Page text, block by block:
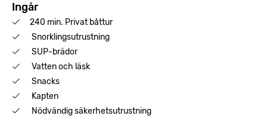
Ingår
240 min. Privat båttur
Snorklingsutrustning
SUP-brädor
Vatten och läsk
Snacks
Kapten
Nödvändig säkerhetsutrustning